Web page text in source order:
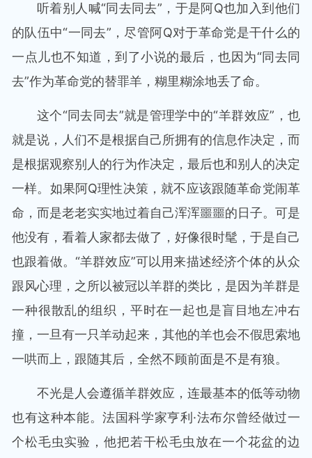
听着别人喊“同去同去”，于是阿Q也加入到他们
的队伍中“一同去”，尽管阿Q对于革命党是干什么的
一点儿也不知道，到了小说的最后，也因为“同去同
去”作为革命党的替罪羊，糊里糊涂地丢了命。
这个“同去同去”就是管理学中的“羊群效应”，也
就是说，人们不是根据自己所拥有的信息作决定，而
是根据观察别人的行为作决定，最后也和别人的决定
一样。如果阿Q理性决策，就不应该跟随革命党闹革
命，而是老老实实地过着自己浑浑噩噩的日子。可是
他没有，看着人家都去做了，好像很时髦，于是自己
也跟着做。“羊群效应”可以用来描述经济个体的从众
跟风心理，之所以被冠以羊群的类比，是因为羊群是
一种很散乱的组织，平时在一起也是盲目地左冲右
撞，一旦有一只羊动起来，其他的羊也会不假思索地
一哄而上，跟随其后，全然不顾前面是不是有狼。
不光是人会遵循羊群效应，连最基本的低等动物
也有这种本能。法国科学家亨利·法布尔曾经做过一
个松毛虫实验，他把若干松毛虫放在一个花盆的边